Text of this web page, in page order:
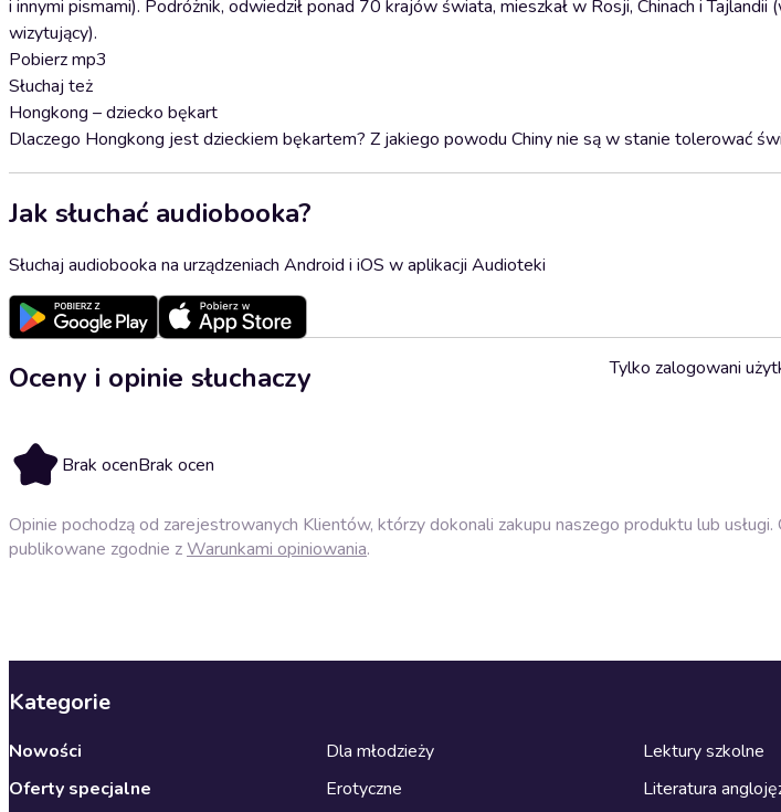
i innymi pismami). Podróżnik, odwiedził ponad 70 krajów świata, mieszkał w Rosji, Chinach i
wizytujący).
Pobierz mp3
Słuchaj też
Hongkong – dziecko bękart
Dlaczego Hongkong jest dzieckiem bękartem? Z jakiego powodu Chiny nie są w stanie tolerować
Jak słuchać audiobooka?
Słuchaj audiobooka na urządzeniach Android i iOS w aplikacji Audioteki
Oceny i opinie słuchaczy
Brak ocenBrak ocen
Tylko zalogowani
Opinie pochodzą od zarejestrowanych Klientów, którzy dokonali zakupu naszego produktu lub
publikowane zgodnie zWarunkami opiniowania.
Kategorie
Nowości
Oferty specjalne
Dla młodzieży
Erotyczne
Lektury szkolne
Literatura